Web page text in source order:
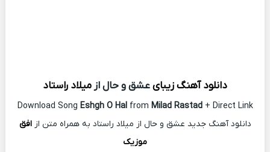
دانلود آهنگ زیبایعشق و حال ازمیلاد راستاد
Download Song Eshgh O Halfrom Milad Rastad+ Direct Link
دانلود آهنگ جدید عشق و حال از میلاد راستاد به همراه متن ازافق
موزیک